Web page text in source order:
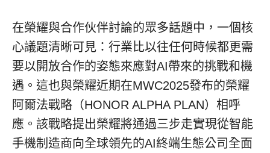
在榮耀與合作伙伴討論的眾多話題中，一個核
心議題清晰可見：行業比以往任何時候都更需
要以開放合作的姿態來應對AI帶來的挑戰和機
遇。這也與榮耀近期在MWC2025發布的榮耀
阿爾法戰略（HONOR ALPHA PLAN）相呼
應。該戰略提出榮耀將通過三步走實現從智能
手機制造商向全球領先的AI終端生態公司全面